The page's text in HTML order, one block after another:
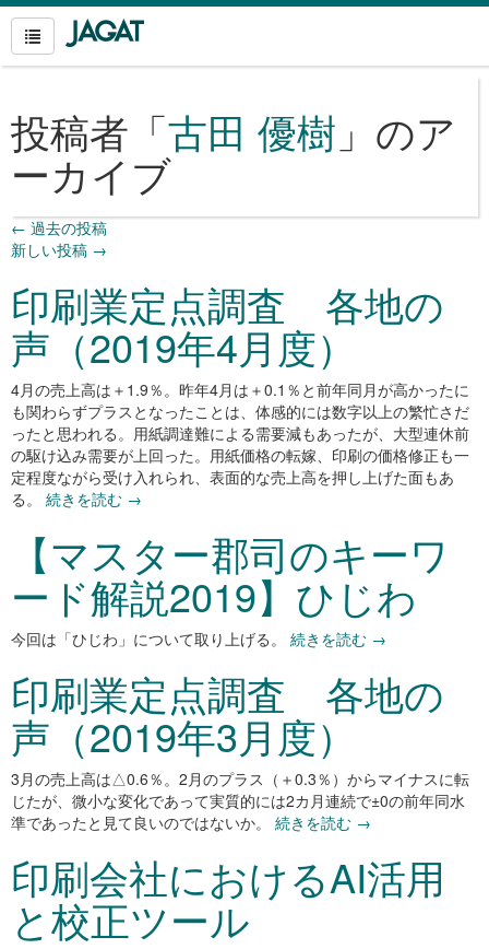
投稿者「古田 優樹 」のア
ーカイブ
← 過去の投稿
新しい投稿 →
印刷業定点調査 各地の
声（2019年4月度）
4月の売上高は＋1.9％。昨年4月は＋0.1％と前年同月が高かったに
も関わらずプラスとなったことは、体感的には数字以上の繁忙さだ
ったと思われる。用紙調達難による需要減もあったが、大型連休前
の駆け込み需要が上回った。用紙価格の転嫁、印刷の価格修正も一
定程度ながら受け入れられ、表面的な売上高を押し上げた面もあ
る。
続きを読む →
【マスター郡司のキーワ
ード解説2019】ひじわ
今回は「ひじわ」について取り上げる。 続きを読む →
印刷業定点調査 各地の
声（2019年3月度）
3月の売上高は△0.6％。2月のプラス（＋0.3％）からマイナスに転
じたが、微小な変化であって実質的には2カ月連続で±0の前年同水
準であったと見て良いのではないか。
続きを読む →
印刷会社におけるAI活用
と校正ツール